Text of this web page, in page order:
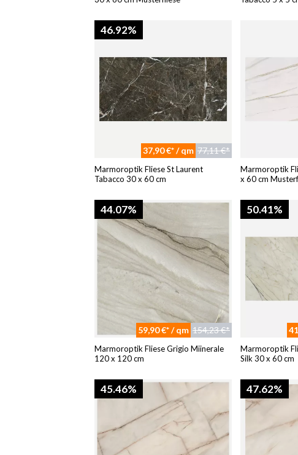
46.92%
37,90 €* / qm 77,11 €*
Marmoroptik Fliese St Laurent
Tabacco 30 x 60 cm
Marmoroptik
x 60 cm
44.07%
59,90 €* / qm 154,23 €*
Marmoroptik Fliese Grigio Miinerale
120 x 120 cm
50.41%
Marmoroptik
Silk 30 x 60 cm
45.46% 47.62%